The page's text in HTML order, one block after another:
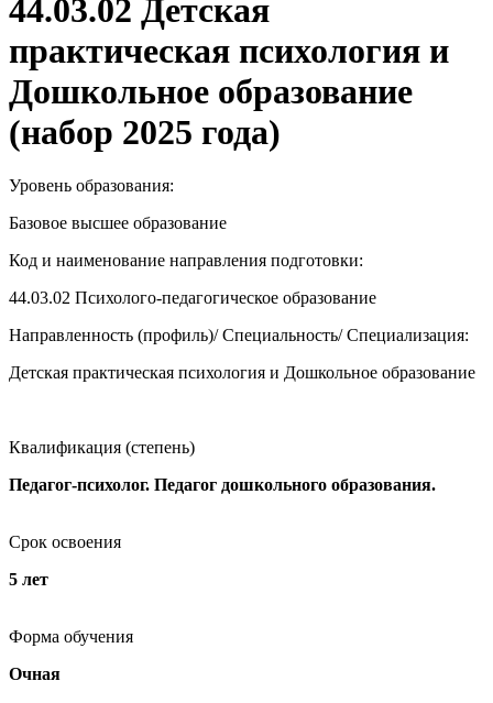
44.03.02 Детская
практическая психология и
Дошкольное образование
(набор 2025 года)
Уровень образования:
Базовое высшее образование
Код и наименование направления подготовки:
44.03.02 Психолого-педагогическое образование
Направленность (профиль)/ Специальность/ Специализация:
Детская практическая психология и Дошкольное образование
Квалификация (степень)
Педагог-психолог. Педагог дошкольного образования.
Срок освоения
5 лет
Форма обучения
Очная